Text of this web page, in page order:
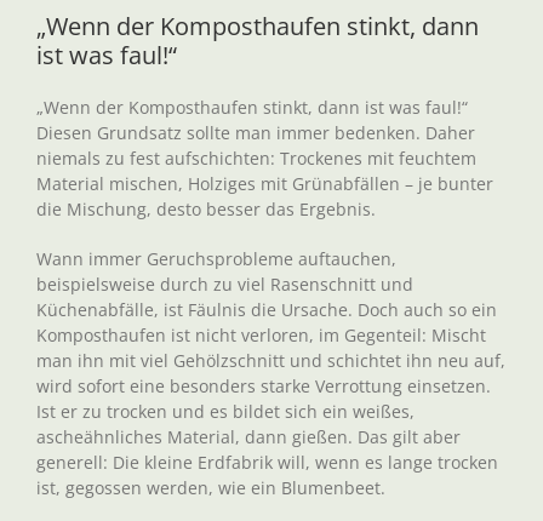
„Wenn der Komposthaufen stinkt, dann
ist was faul!“
„Wenn der Komposthaufen stinkt, dann ist was faul!“
Diesen Grundsatz sollte man immer bedenken. Daher
niemals zu fest aufschichten: Trockenes mit feuchtem
Material mischen, Holziges mit Grünabfällen – je bunter
die Mischung, desto besser das Ergebnis.
Wann immer Geruchsprobleme auftauchen,
beispielsweise durch zu viel Rasenschnitt und
Küchenabfälle, ist Fäulnis die Ursache. Doch auch so ein
Komposthaufen ist nicht verloren, im Gegenteil: Mischt
man ihn mit viel Gehölzschnitt und schichtet ihn neu auf,
wird sofort eine besonders starke Verrottung einsetzen.
Ist er zu trocken und es bildet sich ein weißes,
ascheähnliches Material, dann gießen. Das gilt aber
generell: Die kleine Erdfabrik will, wenn es lange trocken
ist, gegossen werden, wie ein Blumenbeet.